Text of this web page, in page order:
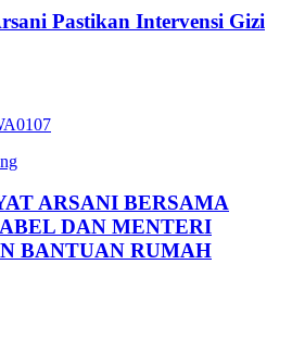
Pastikan Intervensi Gizi
ARSANI BERSAMA
DAN MENTERI
BANTUAN RUMAH